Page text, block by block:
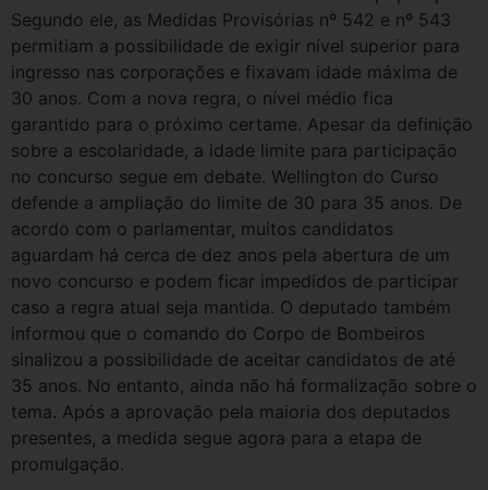
Segundo ele, as Medidas Provisórias nº 542 e nº 543
permitiam a possibilidade de exigir nível superior para
ingresso nas corporações e fixavam idade máxima de
30 anos. Com a nova regra, o nível médio fica
garantido para o próximo certame. Apesar da definição
sobre a escolaridade, a idade limite para participação
no concurso segue em debate. Wellington do Curso
defende a ampliação do limite de 30 para 35 anos. De
acordo com o parlamentar, muitos candidatos
aguardam há cerca de dez anos pela abertura de um
novo concurso e podem ficar impedidos de participar
caso a regra atual seja mantida. O deputado também
informou que o comando do Corpo de Bombeiros
sinalizou a possibilidade de aceitar candidatos de até
35 anos. No entanto, ainda não há formalização sobre o
tema. Após a aprovação pela maioria dos deputados
presentes, a medida segue agora para a etapa de
promulgação.